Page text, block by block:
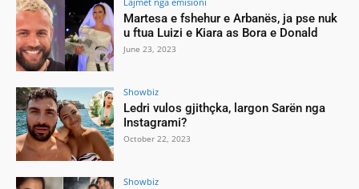
Martesa e fshehur e Arbanës, ja pse nuk
u ftua Luizi e Kiara as Bora e Donald
June 23, 2023
Showbiz
Ledri vulos gjithçka, largon Sarën nga
Instagrami?
October 22, 2023
Showbiz